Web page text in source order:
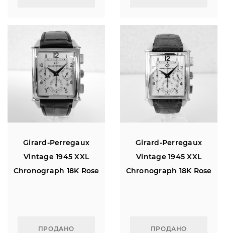
Girard-Perregaux
Vintage 1945 XXL
Chronograph 18K Rose
ПРОДАНО
Girard-Perregaux
Vintage 1945 XXL
Chronograph 18K Rose
ПРОДАНО